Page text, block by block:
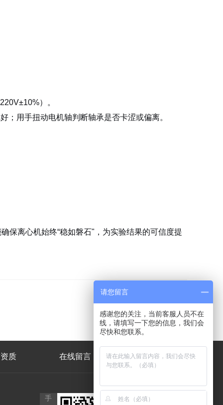
）。
；用手扭动电机轴判断轴承是否卡涩或偏离。
保离心机始终“稳如磐石"，为实验结果的可信度提
质 在线留言 联系我们
手
公
请您留言
感谢您的关注，当前客服人员不在
线，请填写一下您的信息，我们会
尽快和您联系。